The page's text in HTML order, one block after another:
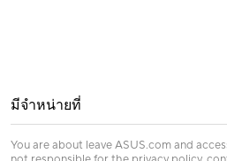
มีจำหน่ายที่
You are about leave ASUS.com and